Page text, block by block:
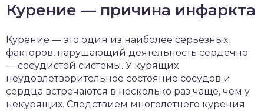
Курение — причина инфаркта
Курение — это один из наиболее серьезных
факторов, нарушающий деятельность сердечно
— сосудистой системы. У курящих
неудовлетворительное состояние сосудов и
сердца встречаются в несколько раз чаще, чем у
некурящих. Следствием многолетнего курения